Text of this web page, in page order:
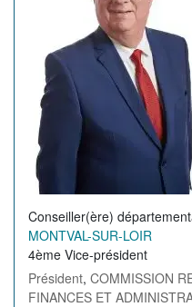
Conseiller(ère)
MONTVAL-SUR-LOIR
4ème Vice-président
Président, COMMISSION
FINANCES ET